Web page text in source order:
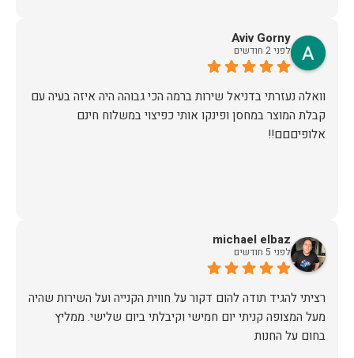
אין ספק שעשינו את הבחירה הנכונה. ממליצים מכל הלב לכל מי
Aviv Gorny
לפני 2 חודשים
וואלה נעזרתי בדניאל שירות ברמה הכי גבוהה היה איזה בעיה עם
קבלת המוצר במחסן ופינקו אותי כפיצוי במשלוח חינם
אלופיםםם!!
michael elbaz
לפני 5 חודשים
רציתי להגיד תודה להום דקור על חווית הקנייה ועל השירות שהיה
מעל המצופה קניתי יום חמישי וקיבלתי ביום שלישי. ממליץ
בחום על החנות